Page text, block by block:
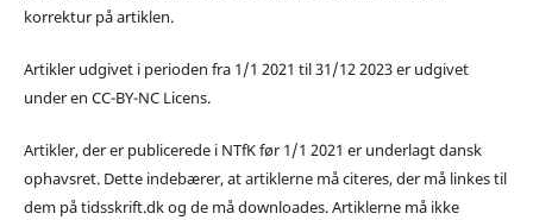
korrektur på artiklen.
Artikler udgivet i perioden fra 1/1 2021 til 31/12 2023 er udgivet
under en CC-BY-NC Licens.
Artikler, der er publicerede i NTfK før 1/1 2021 er underlagt dansk
ophavsret. Dette indebærer, at artiklerne må citeres, der må linkes til
dem på tidsskrift.dk og de må downloades. Artiklerne må ikke